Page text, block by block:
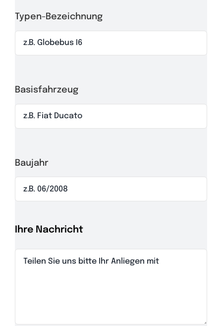
Typen-Bezeichnung
Basisfahrzeug
Baujahr
Ihre Nachricht